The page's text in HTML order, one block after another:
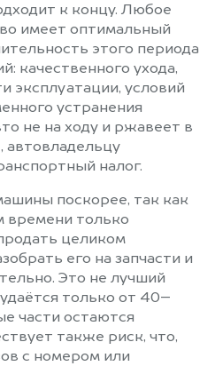
к концу. Любое
имеет оптимальный
этого периода
качественного ухода,
эксплуатации, условий
устранения
не на ходу и ржавеет в
автовладельцу
налог.
поскорее, так как
времени только
целиком
его на запчасти и
Это не лучший
только от 40–
части остаются
также риск, что,
с номером или